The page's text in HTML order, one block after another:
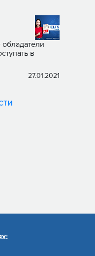
27.01.2021